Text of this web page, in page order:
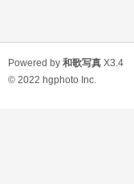
Powered by 和歌写真 X3.4
© 2022 hgphoto Inc.